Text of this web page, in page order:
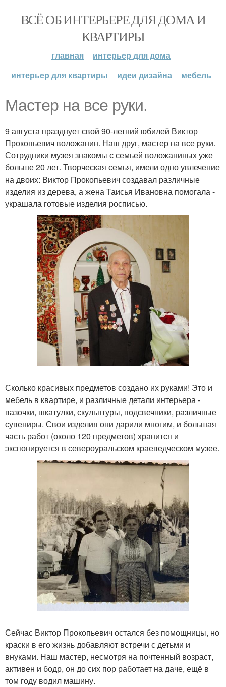
ВСЁ ОБ ИНТЕРЬЕРЕ ДЛЯ ДОМА И
КВАРТИРЫ
главная
интерьер для дома
интерьер для квартиры
идеи дизайна мебель
Мастер на все руки.
9 августа празднует свой 90-летний юбилей Виктор
Прокопьевич воложанин. Наш друг, мастер на все руки.
Сотрудники музея знакомы с семьей воложаниных уже
больше 20 лет. Творческая семья, имели одно увлечение
на двоих: Виктор Прокопьевич создавал различные
изделия из дерева, а жена Таисья Ивановна помогала -
украшала готовые изделия росписью.
Сколько красивых предметов создано их руками! Это и
мебель в квартире, и различные детали интерьера -
вазочки, шкатулки, скульптуры, подсвечники, различные
сувениры. Свои изделия они дарили многим, и большая
часть работ (около 120 предметов) хранится и
экспонируется в североуральском краеведческом музее.
Сейчас Виктор Прокопьевич остался без помощницы, но
краски в его жизнь добавляют встречи с детьми и
внуками. Наш мастер, несмотря на почтенный возраст,
активен и бодр, он до сих пор работает на даче, ещё в
том году водил машину.